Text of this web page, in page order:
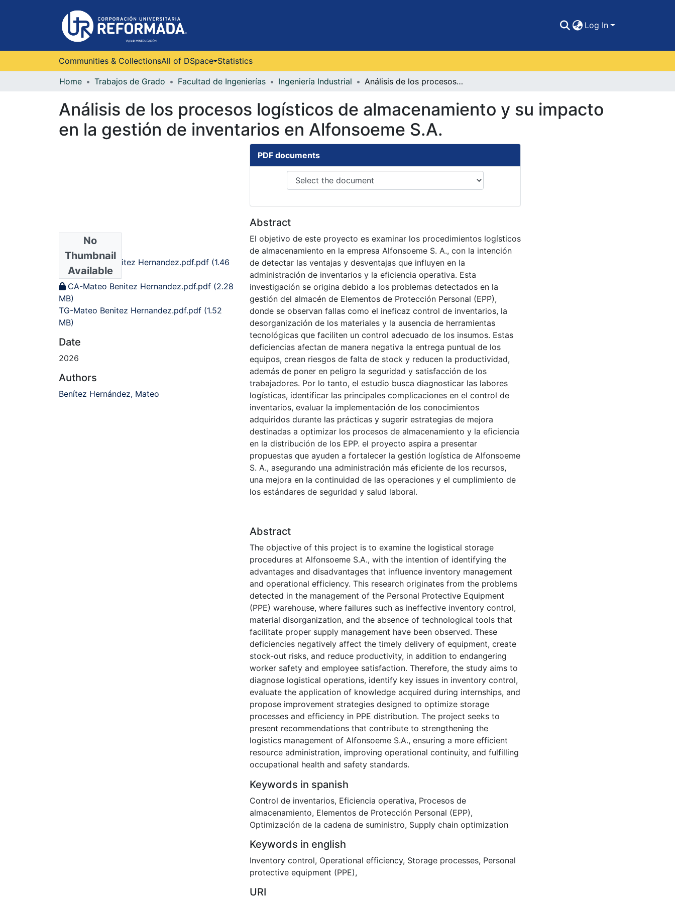
Log In
Communities & CollectionsAll of DSpace Statistics
Home Trabajos de Grado Facultad de Ingenierías Ingeniería Industrial Análisis de los procesos logísticos de almacenamiento y su impacto en la gestión de inventarios en Alfonsoeme S.A.
Análisis de los procesos logísticos de almacenamiento y su impacto
en la gestión de inventarios en Alfonsoeme S.A.
No
Thumbnail
Available
FA-Mateo Benitez Hernandez.pdf.pdf (1.46
MB)
CA-Mateo Benitez Hernandez.pdf.pdf (2.28
MB)
TG-Mateo Benitez Hernandez.pdf.pdf (1.52
MB)
Date
2026
Authors
Benítez Hernández, Mateo
PDF documents
Abstract
El objetivo de este proyecto es examinar los procedimientos logísticos
de almacenamiento en la empresa Alfonsoeme S. A., con la intención
de detectar las ventajas y desventajas que influyen en la
administración de inventarios y la eficiencia operativa. Esta
investigación se origina debido a los problemas detectados en la
gestión del almacén de Elementos de Protección Personal (EPP),
donde se observan fallas como el ineficaz control de inventarios, la
desorganización de los materiales y la ausencia de herramientas
tecnológicas que faciliten un control adecuado de los insumos. Estas
deficiencias afectan de manera negativa la entrega puntual de los
equipos, crean riesgos de falta de stock y reducen la productividad,
además de poner en peligro la seguridad y satisfacción de los
trabajadores. Por lo tanto, el estudio busca diagnosticar las labores
logísticas, identificar las principales complicaciones en el control de
inventarios, evaluar la implementación de los conocimientos
adquiridos durante las prácticas y sugerir estrategias de mejora
destinadas a optimizar los procesos de almacenamiento y la eficiencia
en la distribución de los EPP. el proyecto aspira a presentar
propuestas que ayuden a fortalecer la gestión logística de Alfonsoeme
S. A., asegurando una administración más eficiente de los recursos,
una mejora en la continuidad de las operaciones y el cumplimiento de
los estándares de seguridad y salud laboral.
Abstract
The objective of this project is to examine the logistical storage
procedures at Alfonsoeme S.A., with the intention of identifying the
advantages and disadvantages that influence inventory management
and operational efficiency. This research originates from the problems
detected in the management of the Personal Protective Equipment
(PPE) warehouse, where failures such as ineffective inventory control,
material disorganization, and the absence of technological tools that
facilitate proper supply management have been observed. These
deficiencies negatively affect the timely delivery of equipment, create
stock-out risks, and reduce productivity, in addition to endangering
worker safety and employee satisfaction. Therefore, the study aims to
diagnose logistical operations, identify key issues in inventory control,
evaluate the application of knowledge acquired during internships, and
propose improvement strategies designed to optimize storage
processes and efficiency in PPE distribution. The project seeks to
present recommendations that contribute to strengthening the
logistics management of Alfonsoeme S.A., ensuring a more efficient
resource administration, improving operational continuity, and fulfilling
occupational health and safety standards.
Keywords in spanish
Control de inventarios, Eficiencia operativa, Procesos de
almacenamiento, Elementos de Protección Personal (EPP),
Optimización de la cadena de suministro, Supply chain optimization
Keywords in english
Inventory control, Operational efficiency, Storage processes, Personal
protective equipment (PPE),
URI